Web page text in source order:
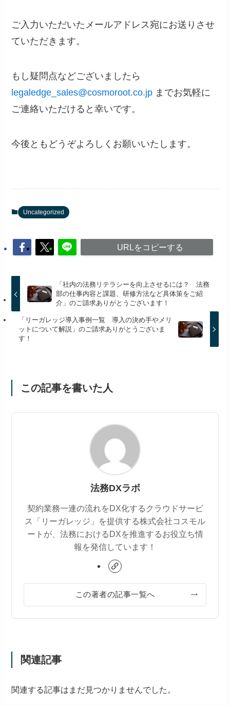
ご入力いただいたメールアドレス宛にお送りさせ
ていただきます。
もし疑問点などございましたら
legaledge_sales@cosmoroot.co.jp までお気軽に
ご連絡いただけると幸いです。
今後ともどうぞよろしくお願いいたします。
Uncategorized
URLをコピーする
「社内の法務リテラシーを向上させるには？ 法務
部の仕事内容と課題、研修方法など具体策をご紹
介」のご請求ありがとうございます！
「リーガレッジ導入事例一覧 導入の決め手やメリ
ットについて解説」のご請求ありがとうございま
す！
この記事を書いた人
法務DXラボ
契約業務一連の流れをDX化するクラウドサービ
ス「リーガレッジ」を提供する株式会社コスモル
ートが、法務におけるDXを推進するお役立ち情
報を発信しています！
この著者の記事一覧へ
関連記事
関連する記事はまだ見つかりませんでした。